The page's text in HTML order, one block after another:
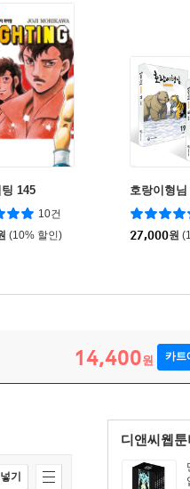
145
10건
(10% 할인)
호랑이형
27,000원
14,400원 카트
디앤씨웹
기